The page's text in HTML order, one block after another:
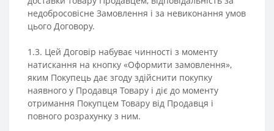
недобросовісне Замовлення і за невиконання умов
цього Договору.
1.3. Цей Договір набуває чинності з моменту
натискання на кнопку «Оформити замовлення»,
яким Покупець дає згоду здійснити покупку
наявного у Продавця Товару і діє до моменту
отримання Покупцем Товару від Продавця і
повного розрахунку з ним.